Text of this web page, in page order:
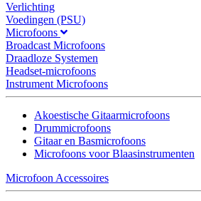
Verlichting
Voedingen (PSU)
Microfoons
Broadcast Microfoons
Draadloze Systemen
Headset-microfoons
Instrument Microfoons
Akoestische Gitaarmicrofoons
Drummicrofoons
Gitaar en Basmicrofoons
Microfoons voor Blaasinstrumenten
Microfoon Accessoires